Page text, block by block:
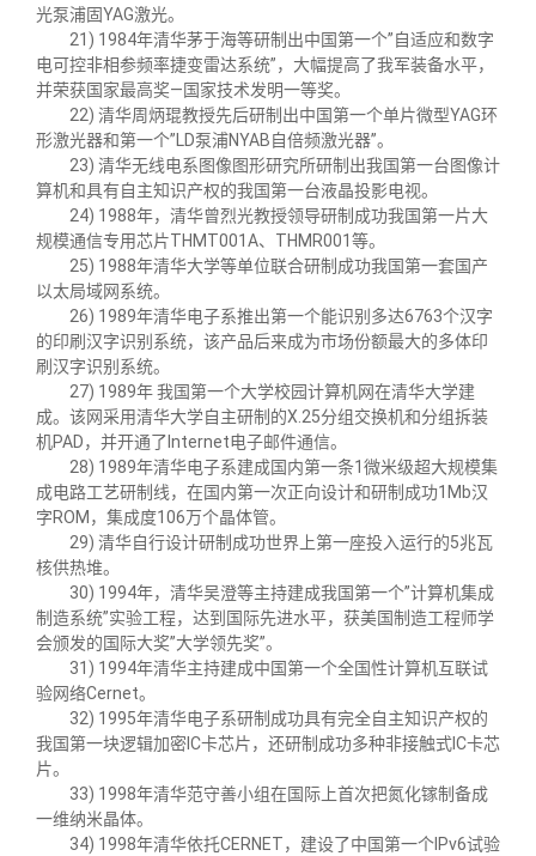
光泵浦固YAG激光。
21) 1984年清华茅于海等研制出中国第一个”自适应和数字
电可控非相参频率捷变雷达系统”，大幅提高了我军装备水平，
并荣获国家最高奖—国家技术发明一等奖。
22) 清华周炳琨教授先后研制出中国第一个单片微型YAG环
形激光器和第一个”LD泵浦NYAB自倍频激光器”。
23) 清华无线电系图像图形研究所研制出我国第一台图像计
算机和具有自主知识产权的我国第一台液晶投影电视。
24) 1988年，清华曾烈光教授领导研制成功我国第一片大
规模通信专用芯片THMT001A、 THMR001等。
25) 1988年清华大学等单位联合研制成功我国第一套国产
以太局域网系统。
26) 1989年清华电子系推出第一个能识别多达6763个汉字
的印刷汉字识别系统，该产品后来成为市场份额最大的多体印
刷汉字识别系统。
27) 1989年 我国第一个大学校园计算机网在清华大学建
成。该网采用清华大学自主研制的X.25分组交换机和分组拆装
机PAD，并开通了Internet电子邮件通信。
28) 1989年清华电子系建成国内第一条1微米级超大规模集
成电路工艺研制线，在国内第一次正向设计和研制成功1Mb汉
字ROM，集成度106万个晶体管。
29) 清华自行设计研制成功世界上第一座投入运行的5兆瓦
核供热堆。
30) 1994年，清华吴澄等主持建成我国第一个”计算机集成
制造系统”实验工程，达到国际先进水平，获美国制造工程师学
会颁发的国际大奖”大学领先奖”。
31) 1994年清华主持建成中国第一个全国性计算机互联试
验网络Cernet。
32) 1995年清华电子系研制成功具有完全自主知识产权的
我国第一块逻辑加密IC卡芯片，还研制成功多种非接触式IC卡芯
片。
33) 1998年清华范守善小组在国际上首次把氮化镓制备成
一维纳米晶体。
34) 1998年清华依托CERNET，建设了中国第一个IPv6试验